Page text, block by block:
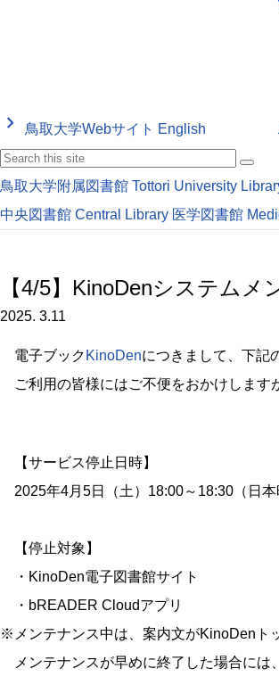
keyboard_arrow_right 鳥取大学Webサイト English
鳥取大学附属図書館 Tottori University
中央図書館 Central Library 医学図書館
【4/5】KinoDenシステム
2025. 3.11
電子ブック KinoDenにつきまして、下記
ご利用の皆様にはご不便をおかけします
【サービス停止日時】
2025年4月5日（土）18:00～18:30（日本
【停止対象】
・KinoDen電子図書館サイト
・bREADER Cloudアプリ
※メンテナンス中は、案内文がKinoDenト
メンテナンスが早めに終了した場合には